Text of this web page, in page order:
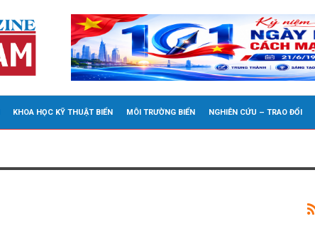
KHOA HỌC KỸ THUẬT BIỂN MÔI TRƯỜNG BIỂN NGHIÊN CỨU – TRAO ĐỔI